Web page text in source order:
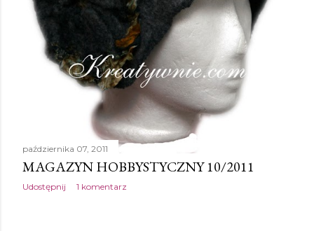
października 07, 2011
MAGAZYN HOBBYSTYCZNY 10/2011
Udostępnij 1 komentarz